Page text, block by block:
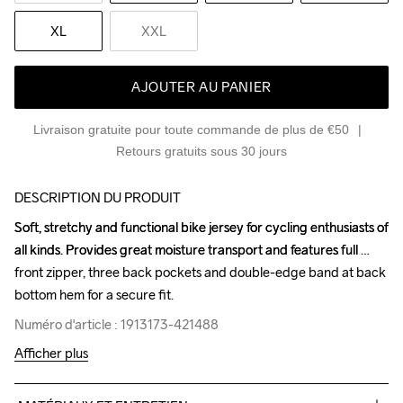
XL XXL
AJOUTER AU PANIER
Livraison gratuite pour toute commande de plus de €50
Retours gratuits sous 30 jours
DESCRIPTION DU PRODUIT
Soft, stretchy and functional bike jersey for cycling enthusiasts of
all kinds. Provides great moisture transport and features full
front zipper, three back pockets and double-edge band at back
bottom hem for a secure fit.
Numéro d'article : 1913173-421488
Soft, stretchy and functional bike jersey for cycling enthusiasts of
all kinds. Provides great moisture transport and features full
front zipper, three back pockets and double-edge band at back
bottom hem for a secure fit.
Numéro d'article : 1913173-421488
Afficher plus